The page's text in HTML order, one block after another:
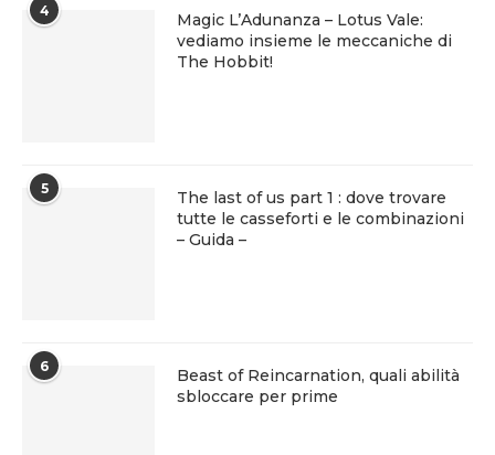
4
Magic L’Adunanza – Lotus Vale:
vediamo insieme le meccaniche di
The Hobbit!
5
The last of us part 1 : dove trovare
tutte le casseforti e le combinazioni
– Guida –
6
Beast of Reincarnation, quali abilità
sbloccare per prime